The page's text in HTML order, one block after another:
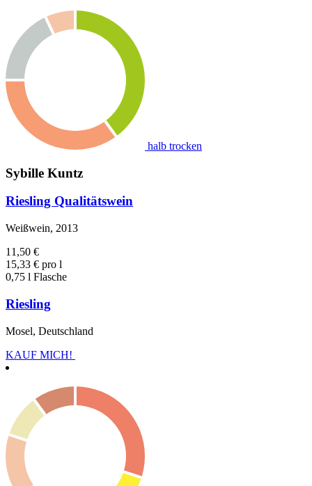
halb trocken
Sybille Kuntz
Riesling Qualitätswein
Weißwein, 2013
11,50 €
15,33 € pro l
0,75 l Flasche
Riesling
Mosel, Deutschland
KAUF MICH!